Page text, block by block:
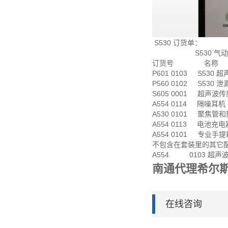
S530 订货单：
S530 气动系统
订货号 名称
P601 0103 S530 超
P560 0102 S530 泄
S605 0001 超声波传
A554 0114 隔噪耳机
A530 0101 聚焦管和
A554 0113 电池充电
A554 0101 专业手提
不包含在套装里的其它
A554 0103 超声波
南通代理希尔
在线咨询